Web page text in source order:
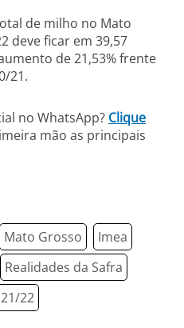
de milho no Mato
deve ficar em 39,57
de 21,53% frente
21.
no WhatsApp? Clique
mão as principais
Mato Grosso
Imea
Realidades da Safra
22